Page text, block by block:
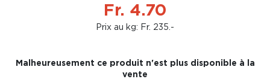
Fr. 4.70
Prix au kg: Fr. 235.-
Malheureusement ce produit n'est plus disponible à la
vente